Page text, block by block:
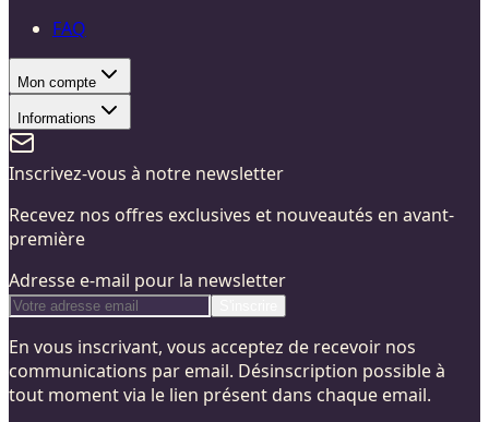
FAQ
Mon compte
Informations
Inscrivez-vous à notre newsletter
Recevez nos offres exclusives et nouveautés en avant-
première
Adresse e-mail pour la newsletter
En vous inscrivant, vous acceptez de recevoir nos
communications par email. Désinscription possible à
tout moment via le lien présent dans chaque email.